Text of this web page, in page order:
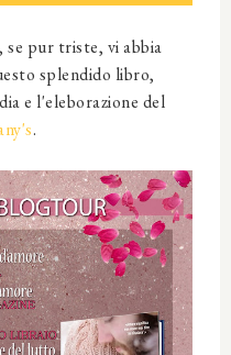
se pur triste, vi abbia
splendido libro,
e l'eleborazione del
.